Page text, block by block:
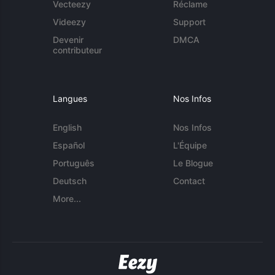
Vecteezy
Videezy
Devenir
contributeur
Réclame
Support
DMCA
Langues
English
Español
Português
Deutsch
More...
Nos Infos
Nos Infos
L'Équipe
Le Blogue
Contact